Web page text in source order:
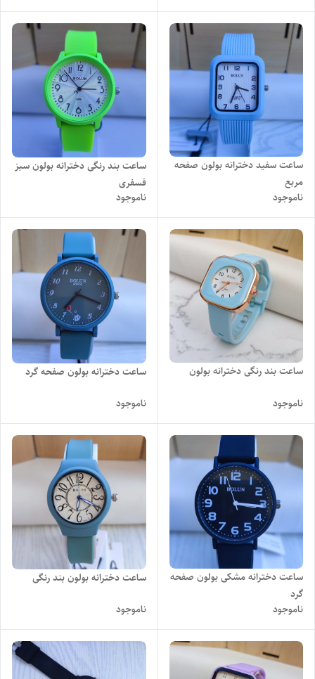
ساعت سفید دخترانه بولون صفحه
مربع
ناموجود
ساعت بند رنگی دخترانه بولون سبز
فسفری
ناموجود
ساعت بند رنگی دخترانه بولون
ناموجود
ساعت دخترانه بولون صفحه گرد
ناموجود
ساعت دخترانه مشکی بولون صفحه
گرد
ناموجود
ساعت دخترانه بولون بند رنگی
ناموجود